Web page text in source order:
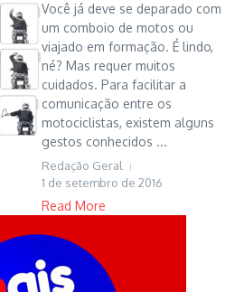
Você já deve se deparado com
um comboio de motos ou
viajado em formação. É lindo,
né? Mas requer muitos
cuidados. Para facilitar a
comunicação entre os
motociclistas, existem alguns
gestos conhecidos ...
Redação Geral
1 de setembro de 2016
Read More